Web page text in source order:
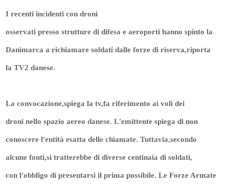
I recenti incidenti con droni
osservati presso strutture di difesa e aeroporti hanno spinto la
Danimarca a richiamare soldati dalle forze di riserva,riporta
la TV2 danese.
La convocazione,spiega la tv,fa riferimento ai voli dei
droni nello spazio aereo danese. L'emittente spiega di non
conoscere l'entità esatta delle chiamate. Tuttavia,secondo
alcune fonti,si tratterebbe di diverse centinaia di soldati,
con l'obbligo di presentarsi il prima possibile. Le Forze Armate